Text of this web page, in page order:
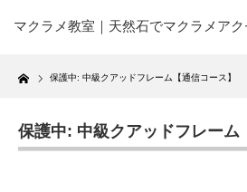
マクラメ教室｜天然石でマクラメア
Home 保護中: 中級クアッドフレーム【通信コース】
保護中: 中級クアッドフレーム